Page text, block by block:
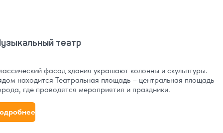
театр
фасад здания украшают колонны и скульптуры.
находится Театральная площадь – центральная площадь
где проводятся мероприятия и праздники.